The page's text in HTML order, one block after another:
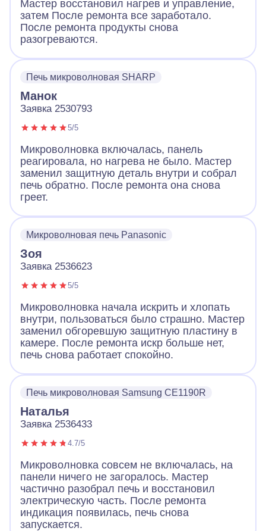
Мастер восстановил нагрев и управление,
затем После ремонта все заработало.
После ремонта продукты снова
разогреваются.
Печь микроволновая SHARP
Манок
Заявка 2530793
5/5
Микроволновка включалась, панель
реагировала, но нагрева не было. Мастер
заменил защитную деталь внутри и собрал
печь обратно. После ремонта она снова
греет.
Микроволновая печь Panasonic
Зоя
Заявка 2536623
5/5
Микроволновка начала искрить и хлопать
внутри, пользоваться было страшно. Мастер
заменил обгоревшую защитную пластину в
камере. После ремонта искр больше нет,
печь снова работает спокойно.
Печь микроволновая Samsung CE1190R
Наталья
Заявка 2536433
4.7/5
Микроволновка совсем не включалась, на
панели ничего не загоралось. Мастер
частично разобрал печь и восстановил
электрическую часть. После ремонта
индикация появилась, печь снова
запускается.